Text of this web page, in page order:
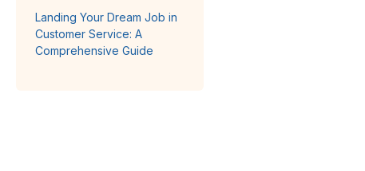
Landing Your Dream Job in
Customer Service: A
Comprehensive Guide